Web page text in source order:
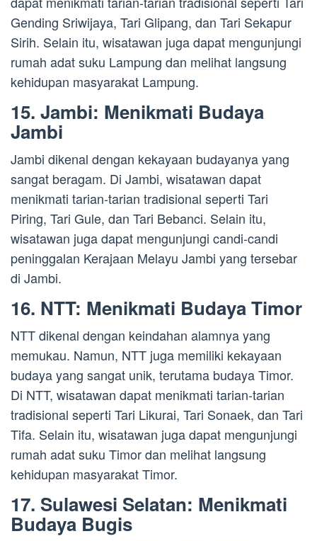
Gending Sriwijaya, Tari Glipang, dan Tari Sekapur
Sirih. Selain itu, wisatawan juga dapat mengunjungi
rumah adat suku Lampung dan melihat langsung
kehidupan masyarakat Lampung.
15. Jambi: Menikmati Budaya
Jambi
Jambi dikenal dengan kekayaan budayanya yang
sangat beragam. Di Jambi, wisatawan dapat
menikmati tarian-tarian tradisional seperti Tari
Piring, Tari Gule, dan Tari Bebanci. Selain itu,
wisatawan juga dapat mengunjungi candi-candi
peninggalan Kerajaan Melayu Jambi yang tersebar
di Jambi.
16. NTT: Menikmati Budaya Timor
NTT dikenal dengan keindahan alamnya yang
memukau. Namun, NTT juga memiliki kekayaan
budaya yang sangat unik, terutama budaya Timor.
Di NTT, wisatawan dapat menikmati tarian-tarian
tradisional seperti Tari Likurai, Tari Sonaek, dan Tari
Tifa. Selain itu, wisatawan juga dapat mengunjungi
rumah adat suku Timor dan melihat langsung
kehidupan masyarakat Timor.
17. Sulawesi Selatan: Menikmati
Budaya Bugis